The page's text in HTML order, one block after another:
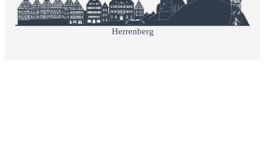
Herrenberg